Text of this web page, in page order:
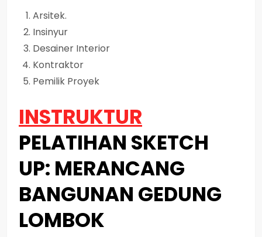
Arsitek.
Insinyur
Desainer Interior
Kontraktor
Pemilik Proyek
INSTRUKTUR
PELATIHAN SKETCH
UP: MERANCANG
BANGUNAN GEDUNG
LOMBOK